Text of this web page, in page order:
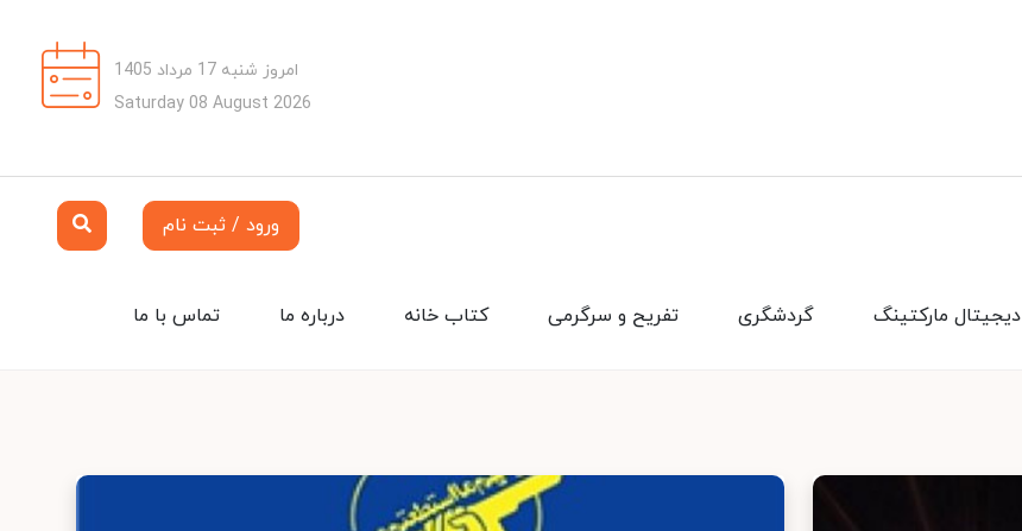
امروز شنبه 17 مرداد 1405
Saturday 08 August 2026
ورود / ثبت نام
تماس با ما درباره ما کتاب خانه تفریح و سرگرمی گردشگری دیجیتال مارکتینگ